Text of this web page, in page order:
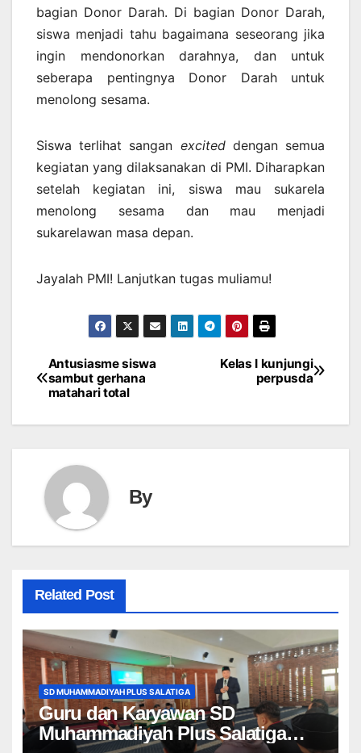
bagian Donor Darah. Di bagian Donor Darah,
siswa menjadi tahu bagaimana seseorang jika
ingin mendonorkan darahnya, dan untuk
seberapa pentingnya Donor Darah untuk
menolong sesama.
Siswa terlihat sangan exciteddengan semua
kegiatan yang dilaksanakan di PMI. Diharapkan
setelah kegiatan ini, siswa mau sukarela
menolong sesama dan mau menjadi
sukarelawan masa depan.
Jayalah PMI! Lanjutkan tugas muliamu!
Post
navigation
Kelas I kunjungi
perpusda
Antusiasme siswa
sambut gerhana
matahari total
By
Related Post
SD MUHAMMADIYAH PLUS SALATIGA
Guru dan Karyawan SD
Muhammadiyah Plus Salatiga